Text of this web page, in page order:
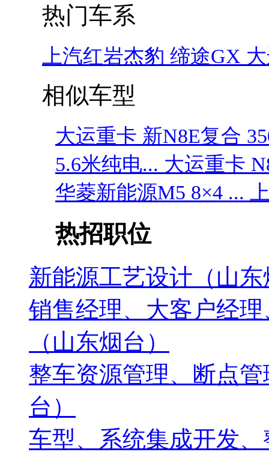
热门车系
上汽红岩杰豹 缔途GX
相似车型
大运重卡 新N8E复合
5.6米纯电... 大运重卡
华菱新能源M5 8×4 ...
热招职位
新能源工艺设计（山
销售经理、大客户经
（山东烟台）
整车资源管理、断点
台）
车型、系统集成开发